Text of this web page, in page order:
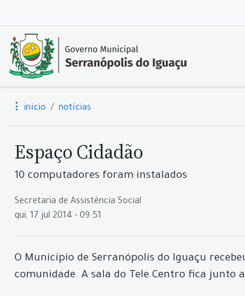
início notícias
Espaço Cidadão
10 computadores foram instalados
Secretaria de Assistência Social
qui, 17 jul 2014 - 09:51
O Município de Serranópolis do Iguaçu
comunidade. A sala do Tele Centro fica junto